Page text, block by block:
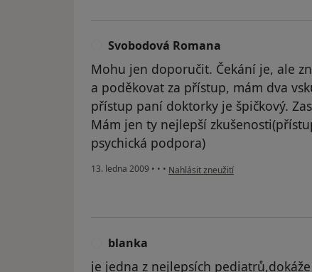
Svobodová Romana
Mohu jen doporučit. Čekání je, ale
a poděkovat za přístup, mám dva
přístup paní doktorky je špičkový.
Mám jen ty nejlepší
psychická podpora)
13. ledna 2009 • • • podle názoru uživatele Svobodová
Nahlásit zneužití
blanka
je jedna z nejlepsích